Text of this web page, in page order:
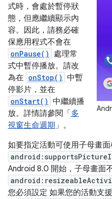
式時，會處於暫停狀
態，但應繼續顯示內
容。因此，請務必確
保應用程式不會在
onPause() 處理常
式中暫停播放。請改
為在 onStop() 中暫
停影片，並在
onStart() 中繼續播
放。詳情請參閱「 多
視窗生命週期 」。
如要指定活動可使用子母畫
Android 8.0 開始，子母畫面
您必須設定 如果您的活動支